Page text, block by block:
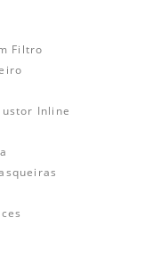
Filtro
Inline